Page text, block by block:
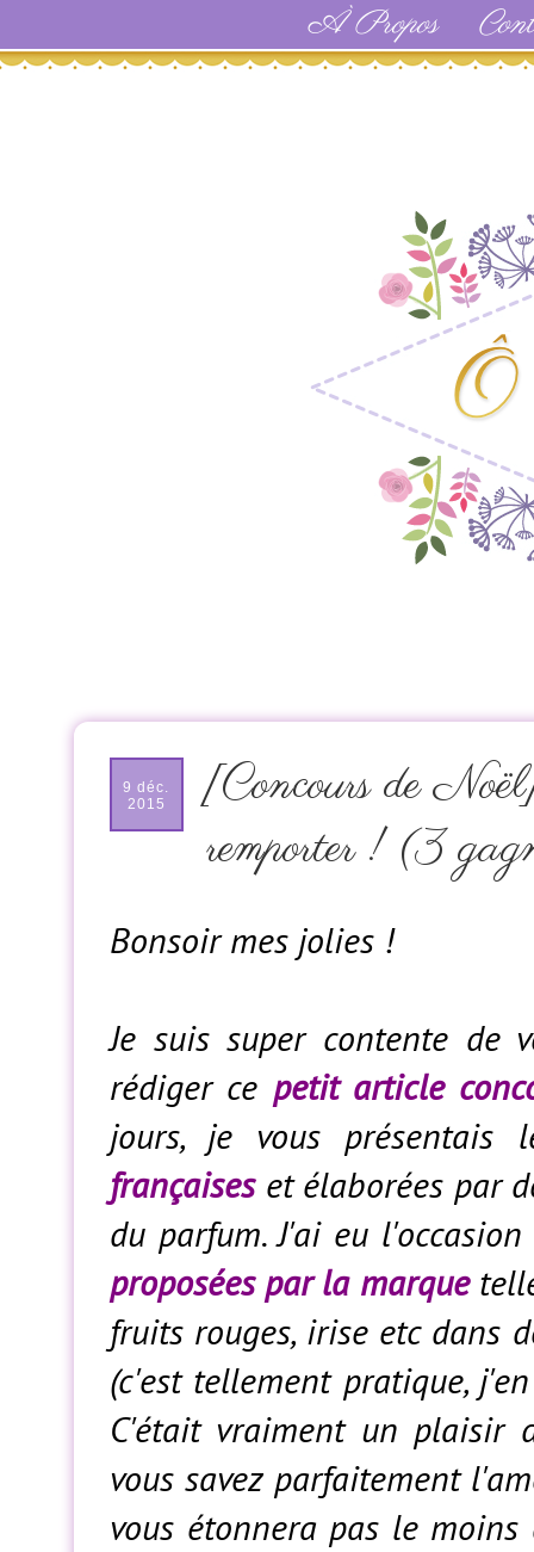
À Propos
9 déc.
2015
[Concours de
remporter ! (3
Bonsoir mes jolies !
Je suis super contente de
rédiger ce petit article
jours, je vous présentais
françaiseset élaborées par
du parfum. J'ai eu
proposées par la marque
fruits rouges, irise etc dans
(c'est tellement pratique,
C'était vraiment un plaisir
vous savez parfaitement
vous étonnera pas le